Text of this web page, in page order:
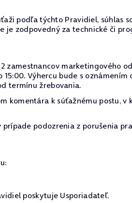
podľa týchto Pravidiel,
zodpovedný za technické či
marketingového
15:00. Výhercu bude s
termínu žrebovania.
komentára k súťažnému postu,
podozrenia z porušenia
poskytuje Usporiadateľ.